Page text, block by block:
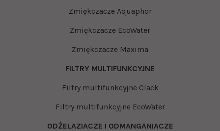
Zmiękczacze Aquaphor
Zmiękczacze EcoWater
Zmiękczacze Maxima
FILTRY MULTIFUNKCYJNE
Filtry multifunkcyjne Clack
Filtry multifunkcyjne EcoWater
ODŻELAZIACZE I ODMANGANIACZE